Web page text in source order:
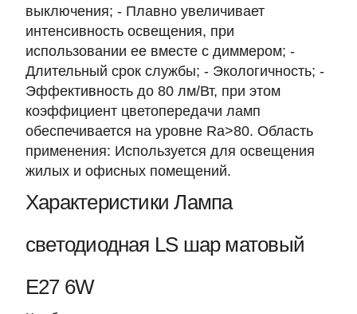
выключения; - Плавно увеличивает
интенсивность освещения, при
использовании ее вместе с диммером; -
Длительный срок службы; - Экологичность; -
Эффективность до 80 лм/Вт, при этом
коэффициент цветопередачи ламп
обеспечивается на уровне Ra>80. Область
применения: Используется для освещения
жилых и офисных помещений.
Характеристики Лампа
светодиодная LS шар матовый
Е27 6W